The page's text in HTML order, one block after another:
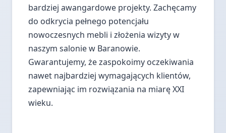
bardziej awangardowe projekty. Zachęcamy
do odkrycia pełnego potencjału
nowoczesnych mebli i złożenia wizyty w
naszym salonie w Baranowie.
Gwarantujemy, że zaspokoimy oczekiwania
nawet najbardziej wymagających klientów,
zapewniając im rozwiązania na miarę XXI
wieku.